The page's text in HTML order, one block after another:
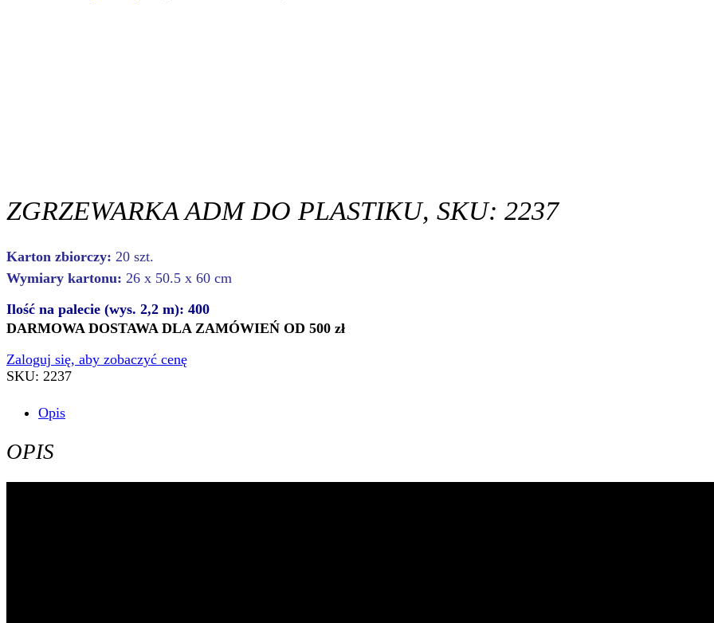
ZGRZEWARKA ADM DO PLASTIKU, SKU: 2237
Karton zbiorczy: 20 szt.
Wymiary kartonu: 26 x 50.5 x 60 cm
Ilość na palecie (wys. 2,2 m): 400
DARMOWA DOSTAWA DLA ZAMÓWIEŃ OD 500 zł
Zaloguj się, aby zobaczyć cenę
SKU: 2237
Opis
OPIS